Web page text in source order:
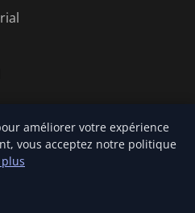
améliorer votre expérience
vous acceptez notre politique